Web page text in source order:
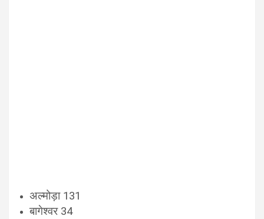
अल्मोड़ा 131
बागेश्वर 34